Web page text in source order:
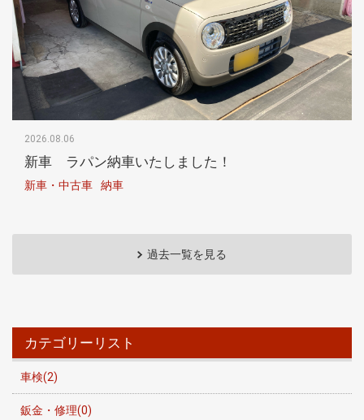
新車 ラパン納車いたしました！
2026.08.06
新車・中古車 納車
過去一覧を見る
カテゴリーリスト
車検(2)
鈑金・修理(0)